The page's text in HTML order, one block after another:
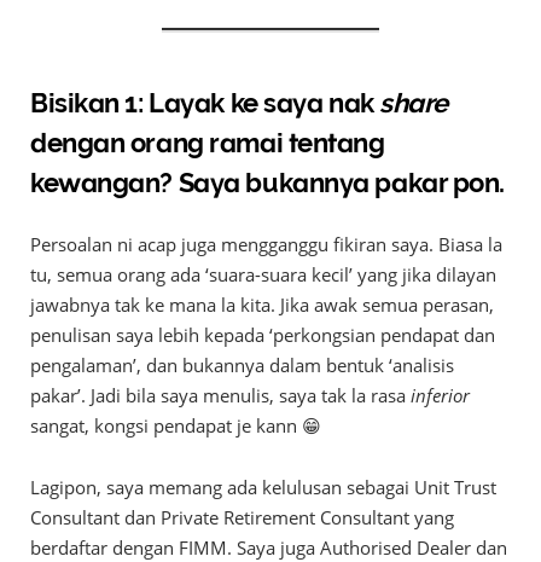
Bisikan 1: Layak ke saya nakshare
dengan orang ramai tentang
kewangan? Saya bukannya pakar pon.
Persoalan ni acap juga mengganggu fikiran saya. Biasa la
tu, semua orang ada ‘suara-suara kecil’ yang jika dilayan
jawabnya tak ke mana la kita. Jika awak semua perasan,
penulisan saya lebih kepada ‘perkongsian pendapat dan
pengalaman’, dan bukannya dalam bentuk ‘analisis
pakar’. Jadi bila saya menulis, saya tak la rasa inferior
sangat, kongsi pendapat je kann 😁
Lagipon, saya memang ada kelulusan sebagai Unit Trust
Consultant dan Private Retirement Consultant yang
berdaftar dengan FIMM. Saya juga Authorised Dealer dan